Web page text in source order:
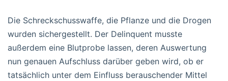
Die Schreckschusswaffe, die Pflanze und die Drogen
wurden sichergestellt. Der Delinquent musste
außerdem eine Blutprobe lassen, deren Auswertung
nun genauen Aufschluss darüber geben wird, ob er
tatsächlich unter dem Einfluss berauschender Mittel